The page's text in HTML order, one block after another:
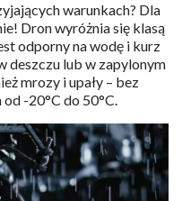
warunkach? Dla
Dron wyróżnia się klasą
odporny na wodę i kurz
deszczu lub w zapylonym
mrozy i upały – bez
-20°C do 50°C.